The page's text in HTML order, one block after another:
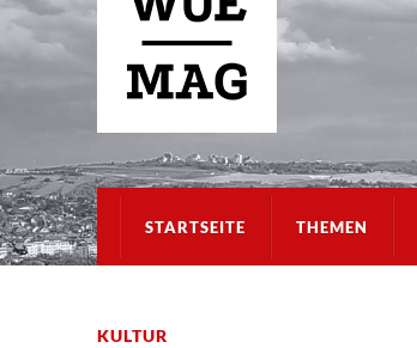
STARTSEITE THEMEN
KULTUR